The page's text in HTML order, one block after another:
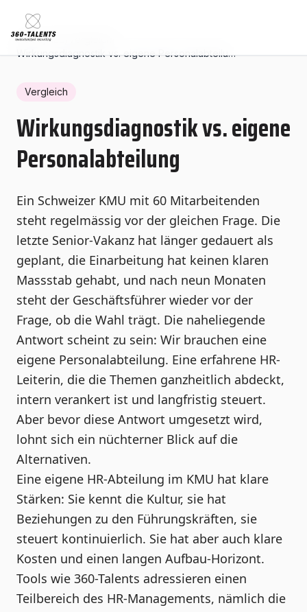
Home/Hub
Wirkungsdiagnostik vs. eigene Personalabteilung
Vergleich
Wirkungsdiagnostik vs. eigene
Personalabteilung
Ein Schweizer KMU mit 60 Mitarbeitenden
steht regelmässig vor der gleichen Frage. Die
letzte Senior-Vakanz hat länger gedauert als
geplant, die Einarbeitung hat keinen klaren
Massstab gehabt, und nach neun Monaten
steht der Geschäftsführer wieder vor der
Frage, ob die Wahl trägt. Die naheliegende
Antwort scheint zu sein: Wir brauchen eine
eigene Personalabteilung. Eine erfahrene HR-
Leiterin, die die Themen ganzheitlich abdeckt,
intern verankert ist und langfristig steuert.
Aber bevor diese Antwort umgesetzt wird,
lohnt sich ein nüchterner Blick auf die
Alternativen.
Eine eigene HR-Abteilung im KMU hat klare
Stärken: Sie kennt die Kultur, sie hat
Beziehungen zu den Führungskräften, sie
steuert kontinuierlich. Sie hat aber auch klare
Kosten und einen langen Aufbau-Horizont.
Tools wie 360-Talents adressieren einen
Teilbereich des HR-Managements, nämlich die